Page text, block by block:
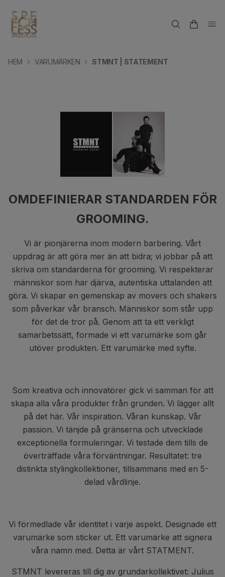
HEM VARUMÄRKEN STMNT | STATEMENT
OMDEFINIERAR STANDARDEN FÖR
GROOMING.
Vi är pionjärerna inom modern barbering. Vårt
uppdrag är att göra mer än att bidra; vi jobbar på att
skriva om standarderna för grooming. Vi respekterar
människor som har djärva, autentiska uttalanden att
göra. Vi skapar en gemenskap av movers och shakers
som påverkar vår bransch. Människor som står upp
för det de tror på. Genom att ta ett verkligt
samarbetssätt, formade vi ett varumärke som går
utöver produkten. Ett varumärke med syfte.
Som kreativa och innovatörer gick vi samman för att
skapa alla våra produkter från grunden. Vi lägger allt
på det här. Vår inspiration. Våran kunskap. Vår
passion. Vi tänjde på gränserna och utvecklade
exceptionella formuleringar. Vi testade dem tills de
överträffade våra förväntningar. Resultatet: tre
distinkta stylingkollektioner, tillsammans med en 5-
delad vårdlinje.
Vi förmedlade vår identitet i varje aspekt. Designade ett
varumärke som sticker ut. Ett varumärke att signera
våra namn med. Detta är vårt STATMENT.
STMNT levereras till dig av grundarkollektivet: Julius